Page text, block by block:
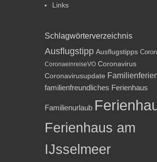
Links
Schlagwörterverzeichnis
Ausflugstipp Ausflugstipps
CoronaeinreiseVO Coronavirus
Coronavirusupdate
familienfreundliches Ferienhaus
Familienurlaub
Ferienhaus am
IJsselmeer